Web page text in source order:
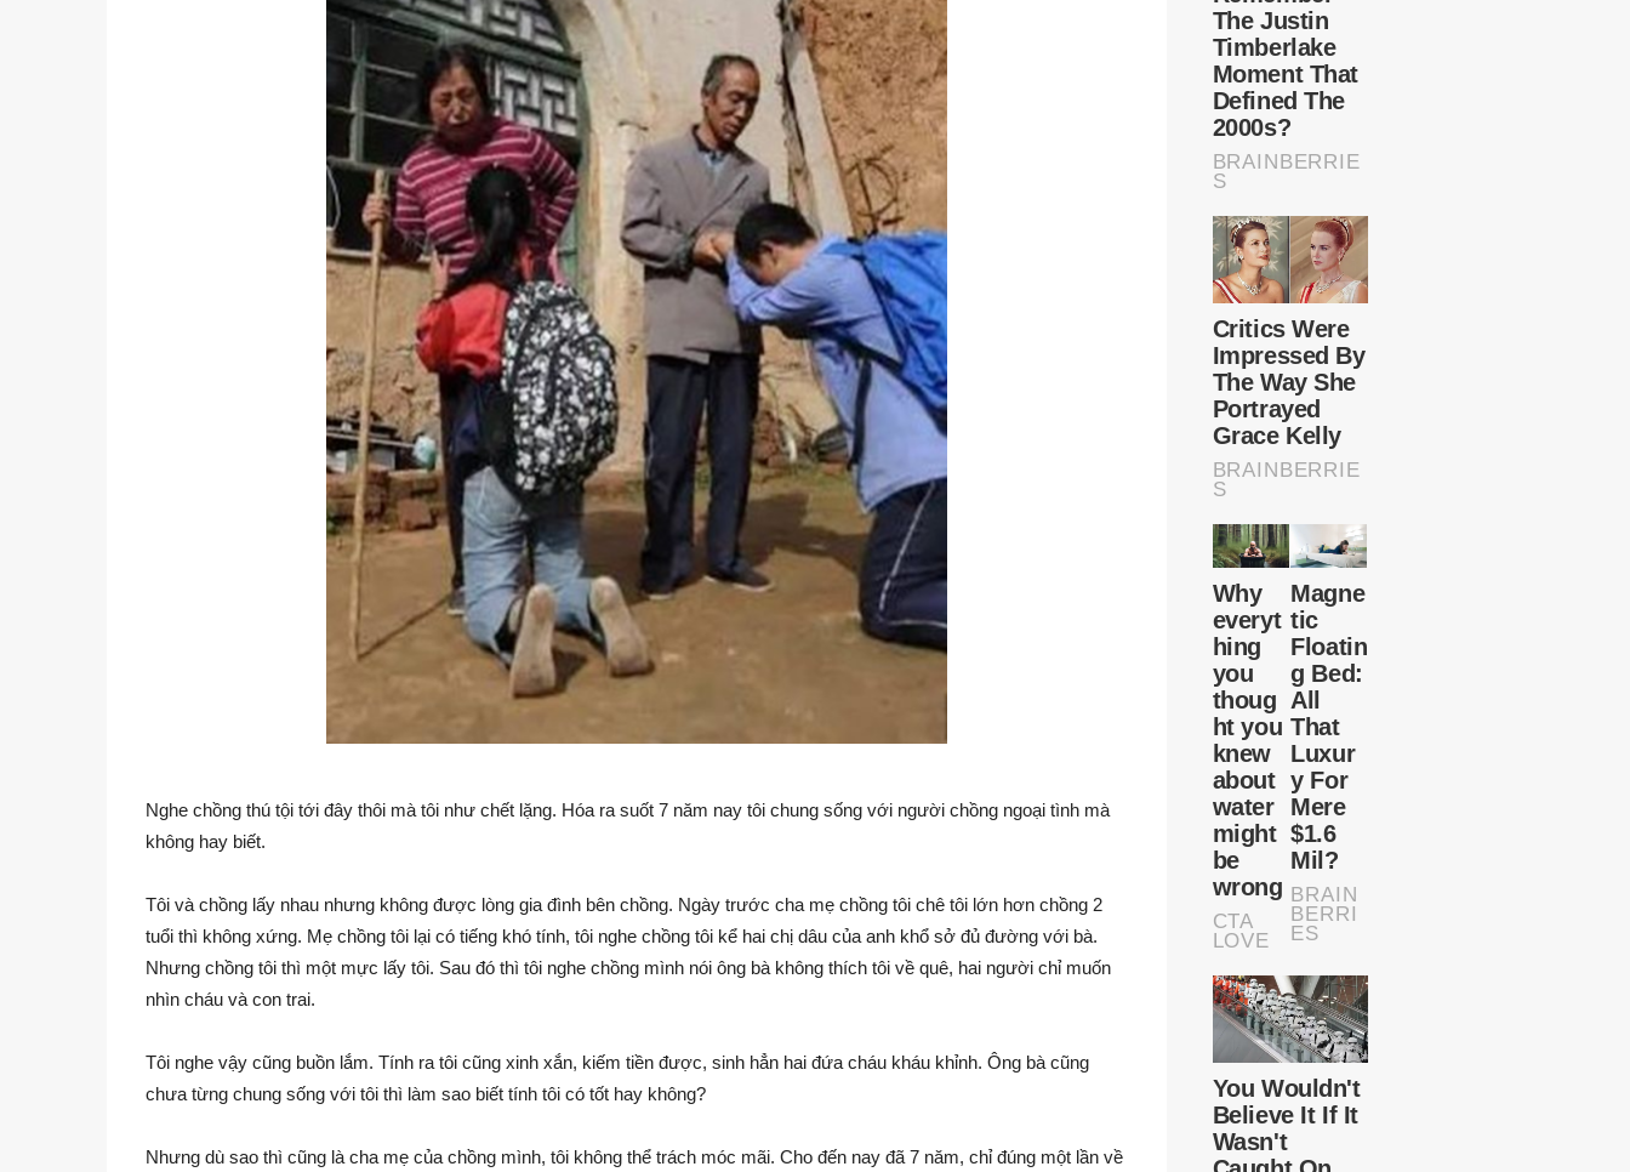
Nghe chồng thú tội tới đây thôi mà tôi như chết lặng. Hóa ra suốt 7 năm nay tôi chung sống với người chồng ngoại tình mà
không hay biết.
Tôi và chồng lấy nhau nhưng không được lòng gia đình bên chồng. Ngày trước cha mẹ chồng tôi chê tôi lớn hơn chồng 2
tuổi thì không xứng. Mẹ chồng tôi lại có tiếng khó tính, tôi nghe chồng tôi kể hai chị dâu của anh khổ sở đủ đường với bà.
Nhưng chồng tôi thì một mực lấy tôi. Sau đó thì tôi nghe chồng mình nói ông bà không thích tôi về quê, hai người chỉ muốn
nhìn cháu và con trai.
Tôi nghe vậy cũng buồn lắm. Tính ra tôi cũng xinh xắn, kiếm tiền được, sinh hẳn hai đứa cháu kháu khỉnh. Ông bà cũng
chưa từng chung sống với tôi thì làm sao biết tính tôi có tốt hay không?
Nhưng dù sao thì cũng là cha mẹ của chồng mình, tôi không thể trách móc mãi. Cho đến nay đã 7 năm, chỉ đúng một lần về